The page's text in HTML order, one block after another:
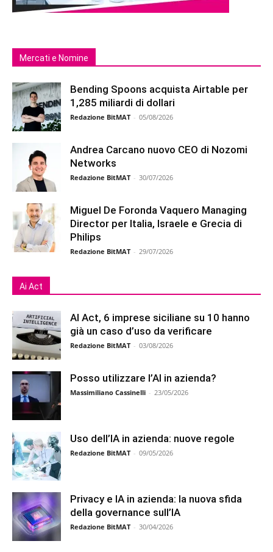
Mercati e Nomine
Bending Spoons acquista Airtable per
1,285 miliardi di dollari
Redazione BitMAT - 05/08/2026
Andrea Carcano nuovo CEO di Nozomi
Networks
Redazione BitMAT - 30/07/2026
Miguel De Foronda Vaquero Managing
Director per Italia, Israele e Grecia di
Philips
Redazione BitMAT - 29/07/2026
Ai Act
AI Act, 6 imprese siciliane su 10 hanno
già un caso d’uso da verificare
Redazione BitMAT - 03/08/2026
Posso utilizzare l’AI in azienda?
Massimiliano Cassinelli - 23/05/2026
Uso dell’IA in azienda: nuove regole
Redazione BitMAT - 09/05/2026
Privacy e IA in azienda: la nuova sfida
della governance sull’IA
Redazione BitMAT - 30/04/2026